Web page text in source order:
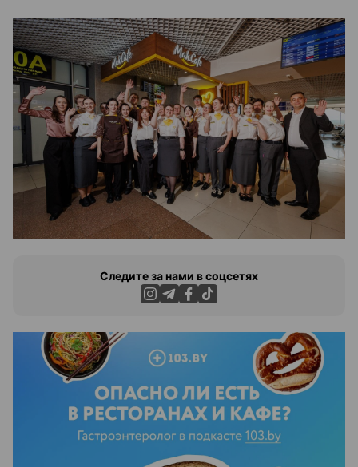
Следите за нами в соцсетях
ЭФФЕКТИВНАЯ РЕКЛАМА НА САЙТЕ